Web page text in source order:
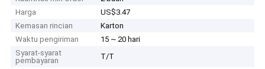
Harga
US$3.47
Kemasan rincian
Karton
Waktu pengiriman
15 ~ 20 hari
Syarat-syarat
pembayaran
T/T